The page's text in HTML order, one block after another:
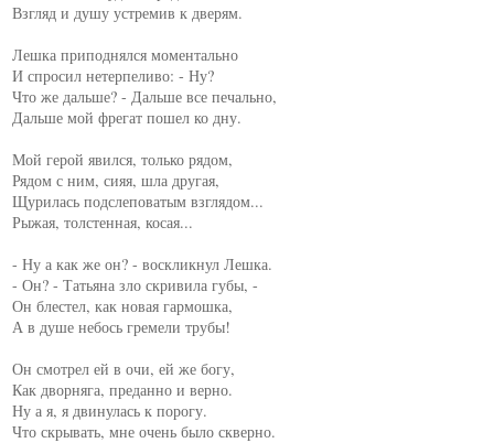
Взгляд и душу устремив к дверям.
Лешка приподнялся моментально
И спросил нетерпеливо: - Ну?
Что же дальше? - Дальше все печально,
Дальше мой фрегат пошел ко дну.
Мой герой явился, только рядом,
Рядом с ним, сияя, шла другая,
Щурилась подслеповатым взглядом...
Рыжая, толстенная, косая...
- Ну а как же он? - воскликнул Лешка.
- Он? - Татьяна зло скривила губы, -
Он блестел, как новая гармошка,
А в душе небось гремели трубы!
Он смотрел ей в очи, ей же богу,
Как дворняга, преданно и верно.
Ну а я, я двинулась к порогу.
Что скрывать, мне очень было скверно.